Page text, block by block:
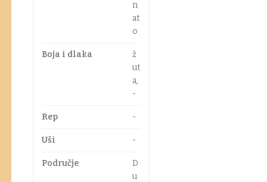
n
at
o
Boja i dlaka
ž
ut
a,
-
Rep -
Uši -
Područje
D
u